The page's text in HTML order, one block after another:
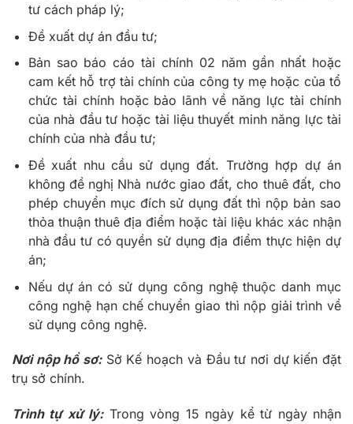
tư cách pháp lý;
Đề xuất dự án đầu tư;
Bản sao báo cáo tài chính 02 năm gần nhất hoặc
cam kết hỗ trợ tài chính của công ty mẹ hoặc của tổ
chức tài chính hoặc bảo lãnh về năng lực tài chính
của nhà đầu tư hoặc tài liệu thuyết minh năng lực tài
chính của nhà đầu tư;
Đề xuất nhu cầu sử dụng đất. Trường hợp dự án
không đề nghị Nhà nước giao đất, cho thuê đất, cho
phép chuyển mục đích sử dụng đất thì nộp bản sao
thỏa thuận thuê địa điểm hoặc tài liệu khác xác nhận
nhà đầu tư có quyền sử dụng địa điểm thực hiện dự
án;
Nếu dự án có sử dụng công nghệ thuộc danh mục
công nghệ hạn chế chuyển giao thì nộp giải trình về
sử dụng công nghệ.
Nơi nộp hồ sơ:Sở Kế hoạch và Đầu tư nơi dự kiến đặt
trụ sở chính.
Trình tự xử lý:Trong vòng 15 ngày kể từ ngày nhận